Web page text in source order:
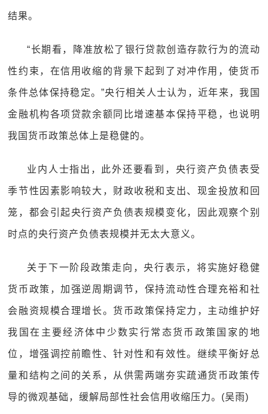
结果。
“长期看，降准放松了银行贷款创造存款行为的流动
性约束，在信用收缩的背景下起到了对冲作用，使货币
条件总体保持稳定。”央行相关人士认为，近年来，我国
金融机构各项贷款余额同比增速基本保持平稳，也说明
我国货币政策总体上是稳健的。
业内人士指出，此外还要看到，央行资产负债表受
季节性因素影响较大，财政收税和支出、现金投放和回
笼，都会引起央行资产负债表规模变化，因此观察个别
时点的央行资产负债表规模并无太大意义。
关于下一阶段政策走向，央行表示，将实施好稳健
货币政策，加强逆周期调节，保持流动性合理充裕和社
会融资规模合理增长。货币政策保持定力，主动维护好
我国在主要经济体中少数实行常态货币政策国家的地
位，增强调控前瞻性、针对性和有效性。继续平衡好总
量和结构之间的关系，从供需两端夯实疏通货币政策传
导的微观基础，缓解局部性社会信用收缩压力。(吴雨)